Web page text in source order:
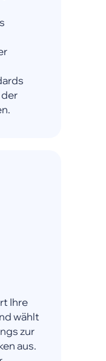
Ihre
wählt
zur
aus.